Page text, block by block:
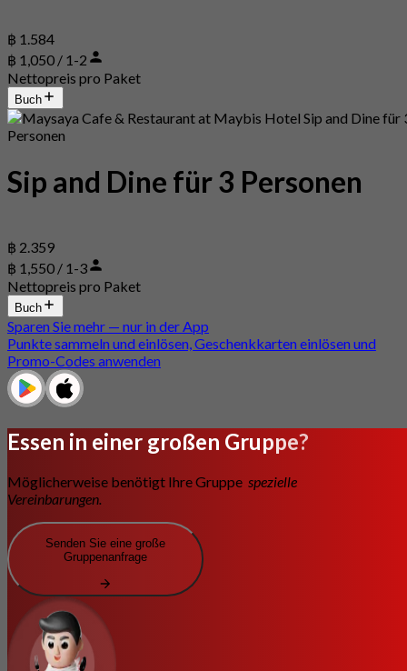
฿ 1.584
฿ 1,050 / 1-2
Nettopreis pro Paket
Buch
Sip and Dine für 3 Personen
฿ 2.359
฿ 1,550 / 1-3
Nettopreis pro Paket
Buch
Sparen Sie mehr — nur in der App
Punkte sammeln und einlösen, Geschenkkarten einlösen und
Promo-Codes anwenden
Essen in einer großen Gruppe?
Möglicherweise benötigt Ihre Gruppe spezielle
Vereinbarungen.
Senden Sie eine große
Gruppenanfrage